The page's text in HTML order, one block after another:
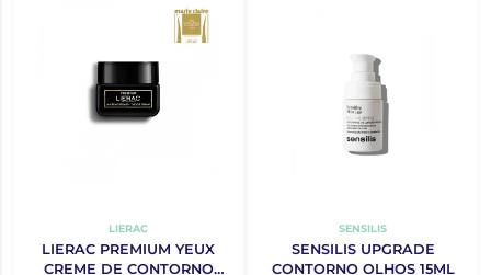
LIERAC
LIERAC PREMIUM YEUX
CREME DE CONTORNO
SENSILIS
SENSILIS UPGRADE
CONTORNO OLHOS 15ML